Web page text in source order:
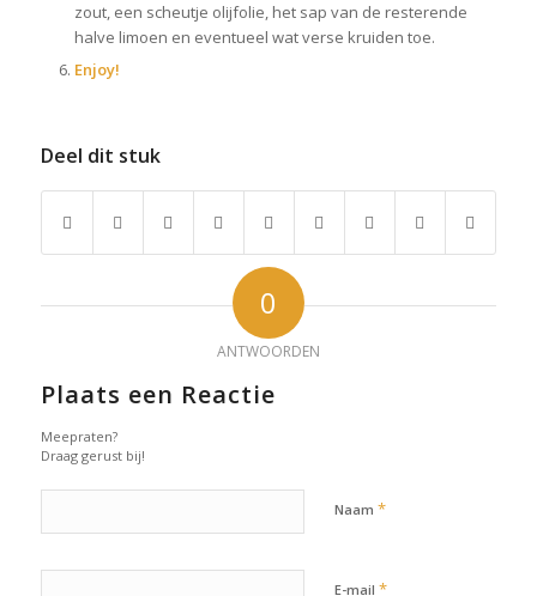
zout, een scheutje olijfolie, het sap van de resterende
halve limoen en eventueel wat verse kruiden toe.
Enjoy!
Deel dit stuk
0
ANTWOORDEN
Plaats een Reactie
Meepraten?
Draag gerust bij!
Naam *
E-mail *